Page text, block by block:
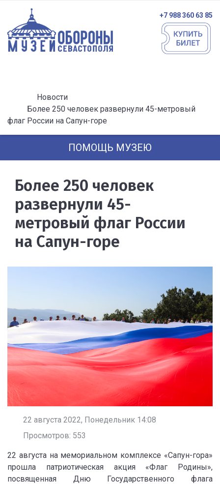
+7 988 360 63 85
Новости
Более 250 человек развернули 45-метровый
флаг России на Сапун-горе
ПОМОЩЬ МУЗЕЮ
Более 250 человек
развернули 45-
метровый флаг России
на Сапун-горе
22 августа 2022, Понедельник 14:08
Просмотров: 553
22 августа на мемориальном комплексе «Сапун-гора»
прошла патриотическая акция «Флаг Родины»,
посвященная Дню Государственного флага